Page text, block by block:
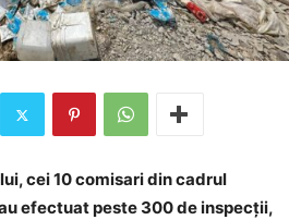
cei 10 comisari din cadrul
efectuat peste 300 de inspecții,